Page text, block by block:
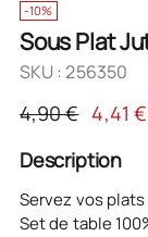
-10%
Sous Plat
SKU : 256350
Prix
4,90 € 4,41 €
Description
Servez vos
Set de table